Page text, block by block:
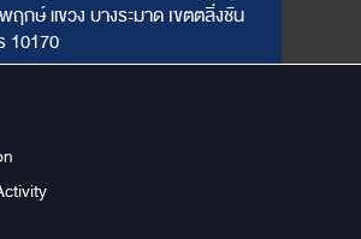
กษ์ แขวง บางระมาด เขตตลิ่งชัน
10170